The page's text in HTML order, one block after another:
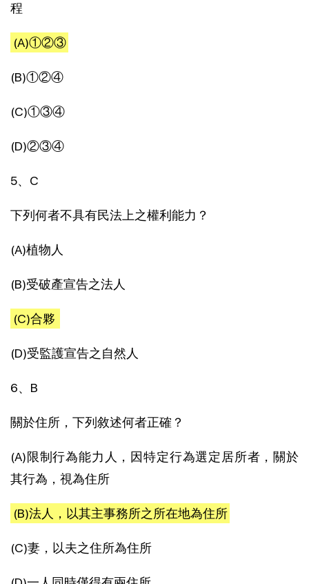
程
(A)①②③
(B)①②④
(C)①③④
(D)②③④
5、C
下列何者不具有民法上之權利能力？
(A)植物人
(B)受破產宣告之法人
(C)合夥
(D)受監護宣告之自然人
6、B
關於住所，下列敘述何者正確？
(A)限制行為能力人，因特定行為選定居所者，關於
其行為，視為住所
(B)法人，以其主事務所之所在地為住所
(C)妻，以夫之住所為住所